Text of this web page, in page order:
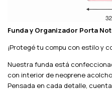
Funda y Organizador Porta
¡Protegé tu compu con estilo y
Nuestra funda está
con interior de neoprene
Pensada en cada detalle,